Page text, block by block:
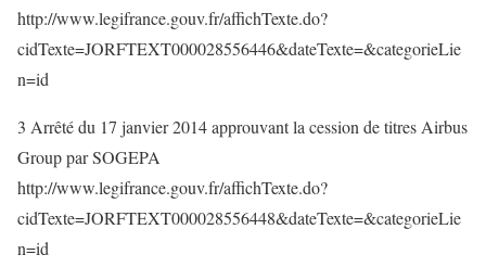
http://www.legifrance.gouv.fr/affichTexte.do?
cidTexte=JORFTEXT000028556446&dateTexte=&categorieLie
n=id
3 Arrêté du 17 janvier 2014 approuvant la cession de titres Airbus
Group par SOGEPA
http://www.legifrance.gouv.fr/affichTexte.do?
cidTexte=JORFTEXT000028556448&dateTexte=&categorieLie
n=id